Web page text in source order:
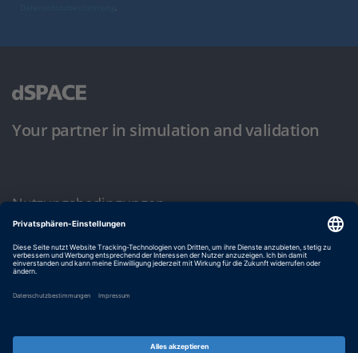
Your partner in simulation and validation
Nutzungsbedingungen
Impressum & Allgemeine Geschäftsbedingungen